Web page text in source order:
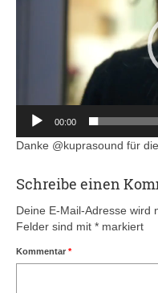
00:00
Danke @kuprasound für
Schreibe einen
Deine E-Mail-Adresse wird
Felder sind mit * markiert
Kommentar *